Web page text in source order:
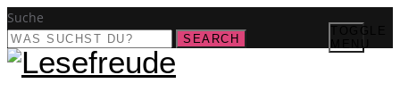
Suche
SEARCH
TOGGLE
MENU